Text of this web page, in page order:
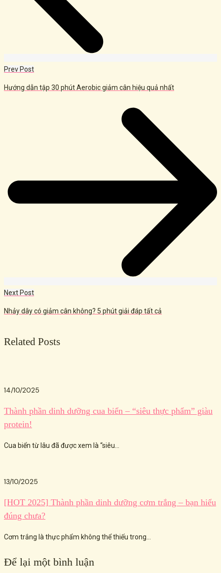
Prev Post
Hướng dẫn tập 30 phút Aerobic giảm cân hiệu quả nhất
Next Post
Nhảy dây có giảm cân không? 5 phút giải đáp tất cả
Related Posts
14/10/2025
Thành phần dinh dưỡng cua biển – “siêu thực phẩm” giàu
protein!
Cua biển từ lâu đã được xem là “siêu...
13/10/2025
[HOT 2025] Thành phần dinh dưỡng cơm trắng – bạn hiểu
đúng chưa?
Cơm trắng là thực phẩm không thể thiếu trong...
Để lại một bình luận